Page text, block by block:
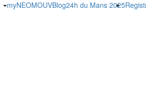
myNEOMOUVBlog24h du Mans 2025